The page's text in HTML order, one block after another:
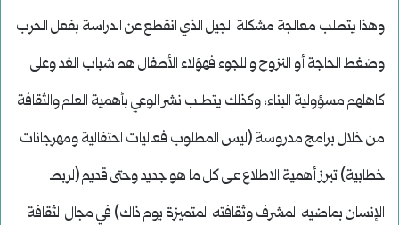
وهذا يتطلب معالجة مشكلة الجيل الذي انقطع عن الدراسة بفعل الحرب
وضغط الحاجة أو النزوح واللجوء فهؤلاء الأطفال هم شباب الغد وعلى
كاهلهم مسؤولية البناء، وكذلك يتطلب نشر الوعي بأهمية العلم والثقافة
من خلال برامج مدروسة (ليس المطلوب فعاليات احتفالية ومهرجانات
خطابية) تبرز أهمية الاطلاع على كل ما هو جديد وحتى قديم (لربط
الإنسان بماضيه المشرف وثقافته المتميزة يوم ذاك) في مجال الثقافة